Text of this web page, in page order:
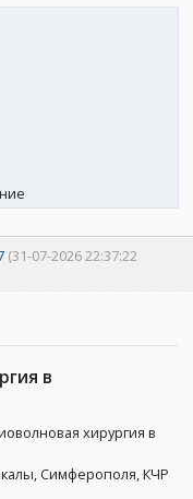
(31-07-2026 22:37:22
в
хирургия в
Симферополя, КЧР